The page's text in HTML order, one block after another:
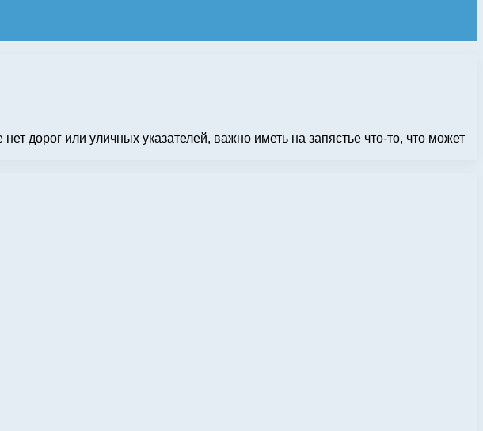
дорог или уличных указателей, важно иметь на запястье что-то, что может